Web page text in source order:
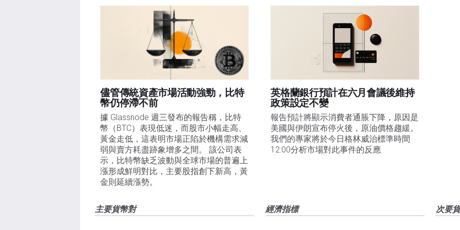
儘管傳統資產市場活動強勁，比特
幣仍停滯不前
據 Glassnode 週三發布的報告稱，比特
幣（BTC）表現低迷，而股市小幅走高、
黃金走低，這表明市場正陷於機構需求減
弱與賣方耗盡跡象增多之間。 該公司表
示，比特幣缺乏波動與全球市場的普遍上
漲形成鮮明對比，主要股指創下新高，黃
金則延續漲勢。
英格蘭銀行預計在六月會議後維持
政策設定不變
報告預計將顯示消費者通脹下降，原因是
美國與伊朗宣布停火後，原油價格趨緩。
我們的專家將於今日格林威治標準時間
12:00分析市場對此事件的反應
主要貨幣對 經濟指標 次要